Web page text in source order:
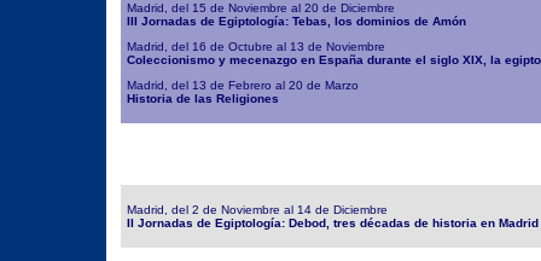
Madrid, del 15 de Noviembre al 20 de Diciembre
III Jornadas de Egiptología: Tebas, los dominios de Amón
Madrid, del 16 de Octubre al 13 de Noviembre
Coleccionismo y mecenazgo en España durante el siglo XIX, la
Madrid, del 13 de Febrero al 20 de Marzo
Historia de las Religiones
Madrid, del 2 de Noviembre al 14 de Diciembre
II Jornadas de Egiptología: Debod, tres décadas de historia en Madrid